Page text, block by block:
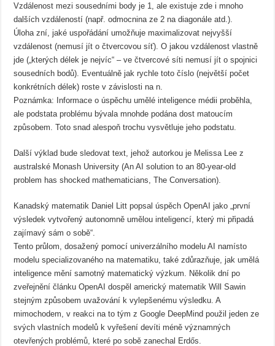
Vzdálenost mezi sousedními body je 1, ale existuje zde i mnoho
dalších vzdáleností (např. odmocnina ze 2 na diagonále atd.).
Úloha zní, jaké uspořádání umožňuje maximalizovat nejvyšší
vzdálenost (nemusí jít o čtvercovou síť). O jakou vzdálenost vlastně
jde („kterých délek je nejvíc“ – ve čtvercové síti nemusí jít o spojnici
sousedních bodů). Eventuálně jak rychle toto číslo (největší počet
konkrétních délek) roste v závislosti na n.
Poznámka: Informace o úspěchu umělé inteligence médii proběhla,
ale podstata problému bývala mnohde podána dost matoucím
způsobem. Toto snad alespoň trochu vysvětluje jeho podstatu.
Další výklad bude sledovat text, jehož autorkou je Melissa Lee z
australské Monash University (An AI solution to an 80‑year‑old
problem has shocked mathematicians, The Conversation).
Kanadský matematik Daniel Litt popsal úspěch OpenAI jako „první
výsledek vytvořený autonomně umělou inteligencí, který mi připadá
zajímavý sám o sobě“.
Tento průlom, dosažený pomocí univerzálního modelu AI namísto
modelu specializovaného na matematiku, také zdůrazňuje, jak umělá
inteligence mění samotný matematický výzkum. Několik dní po
zveřejnění článku OpenAI dospěl americký matematik Will Sawin
stejným způsobem uvažování k vylepšenému výsledku. A
mimochodem, v reakci na to tým z Google DeepMind použil jeden ze
svých vlastních modelů k vyřešení devíti méně významných
otevřených problémů, které po sobě zanechal Erdős.